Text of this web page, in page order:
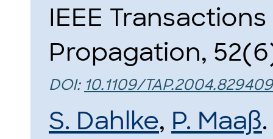
IEEE
Propagation,
DOI: 10.1109/TAP.2004.829409
S. Dahlke, P. Maaß.